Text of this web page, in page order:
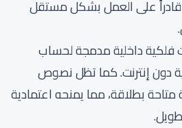
قادراً على العمل بشكل مستقل
فلكية داخلية مدمجة لحساب
دون إنترنت. كما تظل نصوص
متاحة بطلاقة، مما يمنحه اعتمادية